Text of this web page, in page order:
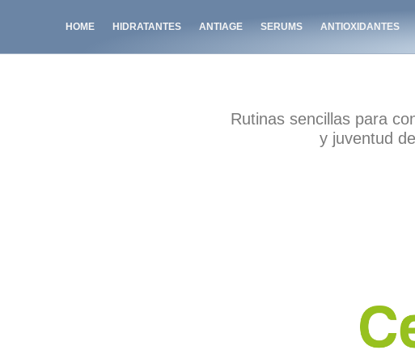
HOME HIDRATANTES ANTIAGE SERUMS ANTIOXIDANTES
Rutinas sencillas para
y juventud